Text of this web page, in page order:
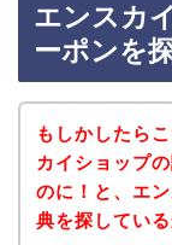
エンスカ
ーポンを
もしかしたら
カイショップ
のに！と、エ
典を探してい